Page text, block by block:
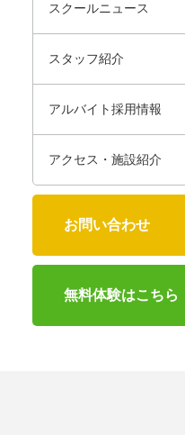
スクールニュース
スタッフ紹介
アルバイト採用情報
アクセス・施設紹介
お問い合わせ
無料体験はこちら